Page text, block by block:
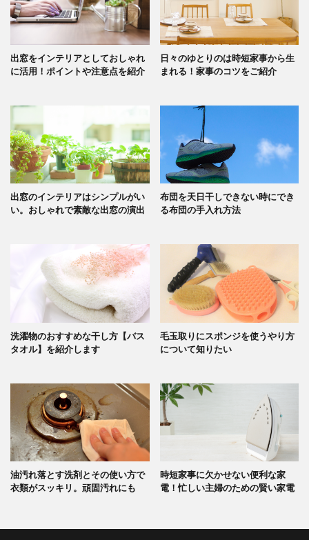
出窓をインテリアとしておしゃれ
に活用！ポイントや注意点を紹介
日々のゆとりのは時短家事から生
まれる！家事のコツをご紹介
出窓のインテリアはシンプルがい
い。おしゃれで素敵な出窓の演出
布団を天日干しできない時にでき
る布団の手入れ方法
洗濯物のおすすめな干し方【バス
タオル】を紹介します
毛玉取りにスポンジを使うやり方
について知りたい
油汚れ落とす洗剤とその使い方で
衣類がスッキリ。頑固汚れにも
時短家事に欠かせない便利な家
電！忙しい主婦のための賢い家電